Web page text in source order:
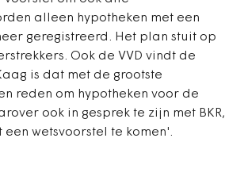
alleen hypotheken met een
geregistreerd. Het plan stuit op
Ook de VVD vindt de
is dat met de grootste
reden om hypotheken voor de
ook in gesprek te zijn met BKR,
wetsvoorstel te komen'.